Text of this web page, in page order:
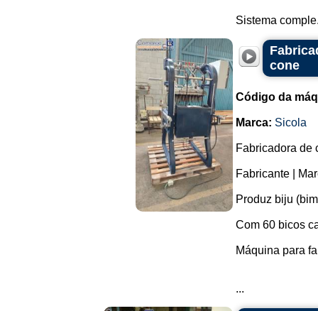
Sistema
cone
Código da
Marca: Sicola
Fabricadora de
Fabricante |
Produz biju
Com 60 bicos
Máquina para
...